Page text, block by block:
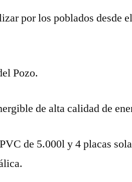
por los poblados desde
Pozo.
de alta calidad de
de 5.000l y 4 placas